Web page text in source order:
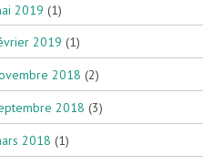
2019 (1)
2019 (1)
2018 (2)
2018 (3)
2018 (1)